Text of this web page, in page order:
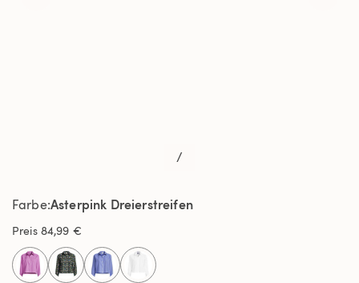
/
FarbeAsterpink Dreierstreifen
Preis 84,99 €
selected